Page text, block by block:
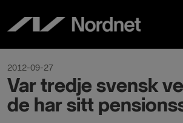
innehåll
2012-09-27
Var tredje svensk
de har sitt